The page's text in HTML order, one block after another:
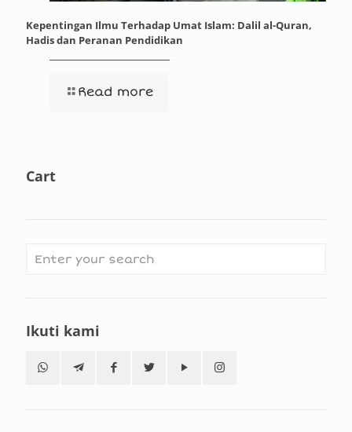
Kepentingan Ilmu Terhadap Umat Islam: Dalil al-Quran,
Hadis dan Peranan Pendidikan
Read more
Cart
Ikuti kami